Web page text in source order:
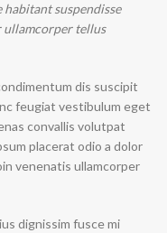
suspendisse
ullamcorper tellus
dis suscipit
feugiat vestibulum eget
convallis volutpat
placerat odio a dolor
venenatis ullamcorper
dignissim fusce mi